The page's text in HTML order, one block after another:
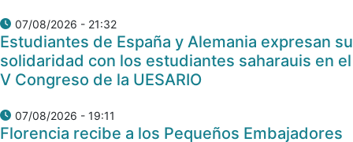
07/08/2026 - 21:32
Estudiantes de España y Alemania expresan su
solidaridad con los estudiantes saharauis en el
V Congreso de la UESARIO
07/08/2026 - 19:11
Florencia recibe a los Pequeños Embajadores